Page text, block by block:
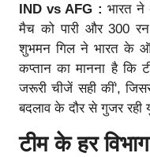
IND vs AFG : भारत ने
मैच को पारी और 300
शुभमन गिल ने भारत के
कप्तान का मानना है कि
जरूरी चीजें सही कीं',
बदलाव के दौर से गुजर रही
टीम के हर